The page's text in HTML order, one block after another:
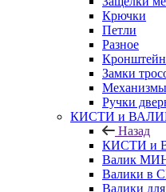
Крючки
Петли
Разное
Замки
Ручки
КИСТИ и
Назад
КИСТИ и
Валик
Валики в
Валики